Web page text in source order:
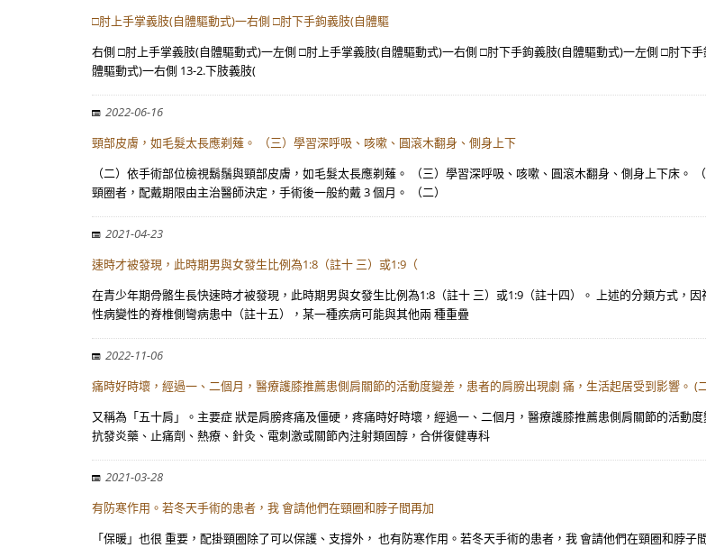
□肘上手掌義肢(自體驅動式)一右側 □肘下手鉤義肢(自體驅
右側 □肘上手掌義肢(自體驅動式)一左側 □肘上手掌義肢(自體驅動式)一右側 □肘下手鉤義肢(自體驅動式)一左側 □肘下
體驅動式)一右側 13-2.下肢義肢(
2022-06-16
頸部皮膚，如毛髮太長應剃薙。 （三）學習深呼吸、咳嗽、圓滾木翻身、側身上下
（二）依手術部位檢視鬍鬚與頸部皮膚，如毛髮太長應剃薙。 （三）學習深呼吸、咳嗽、圓滾木翻身、側身上下床
頸圈者，配戴期限由主治醫師決定，手術後一般約戴 3 個月。 （二）
2021-04-23
速時才被發現，此時期男與女發生比例為1:8（註十 三）或1:9（
在青少年期骨骼生長快速時才被發現，此時期男與女發生比例為1:8（註十 三）或1:9（註十四）。 上述的分類方式，
性病變性的脊椎側彎病患中（註十五），某一種疾病可能與其他兩 種重疊
2022-11-06
痛時好時壞，經過一、二個月，醫療護膝推薦患側肩關節的活動度變差，患者的肩膀出現劇 痛，生活起居受到影響。 (
又稱為「五十肩」。主要症 狀是肩膀疼痛及僵硬，疼痛時好時壞，經過一、二個月，醫療護膝推薦患側肩關節的活動
抗發炎藥、止痛劑、熱療、針灸、電刺激或關節內注射類固醇，合併復健專科
2021-03-28
有防寒作用。若冬天手術的患者，我 會請他們在頸圈和脖子間再加
「保暖」也很 重要，配掛頸圈除了可以保護、支撐外， 也有防寒作用。若冬天手術的患者，我 會請他們在頸圈和脖